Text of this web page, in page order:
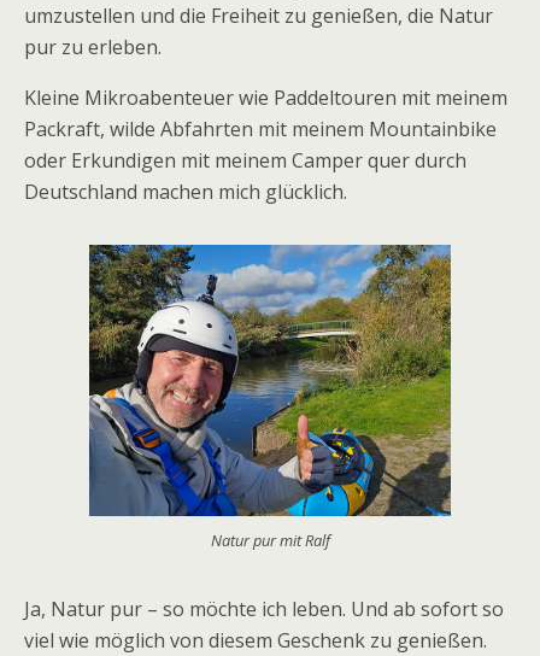
umzustellen und die Freiheit zu genießen, die Natur
pur zu erleben.
Kleine Mikroabenteuer wie Paddeltouren mit meinem
Packraft, wilde Abfahrten mit meinem Mountainbike
oder Erkundigen mit meinem Camper quer durch
Deutschland machen mich glücklich.
Natur pur mit Ralf
Ja, Natur pur – so möchte ich leben. Und ab sofort so
viel wie möglich von diesem Geschenk zu genießen.